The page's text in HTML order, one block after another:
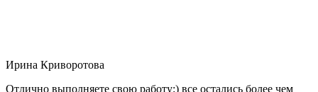
Ирина Криворотова
Отлично выполняете свою работу:) все остались более чем